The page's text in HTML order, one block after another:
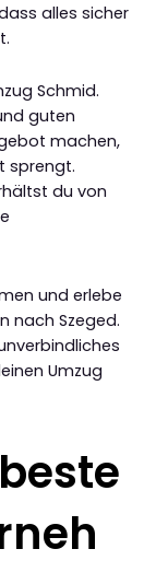
alles sicher
Schmid.
guten
machen,
sprengt.
du von
und erlebe
nach Szeged.
Umzug